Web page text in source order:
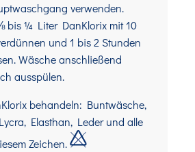
verwenden.
bis ¼ Liter DanKlorix mit 10
und 1 bis 2 Stunden
Wäsche anschließend
ausspülen.
behandeln: Buntwäsche,
Elasthan, Leder und alle
Zeichen.